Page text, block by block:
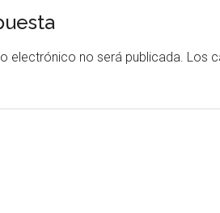
electrónico no será publicada. Los